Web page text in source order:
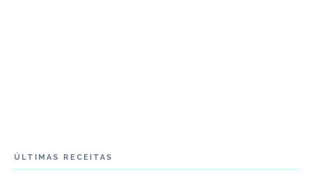
ÚLTIMAS RECEITAS